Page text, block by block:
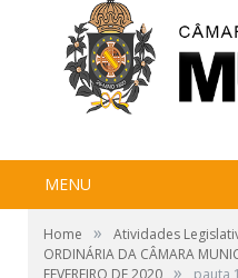
MENU
Home » Atividades
ORDINÁRIA DA CÂMARA
FEVEREIRO DE 2020 » pauta